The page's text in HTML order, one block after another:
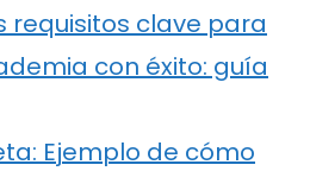
requisitos clave para
con éxito: guía
Ejemplo de cómo